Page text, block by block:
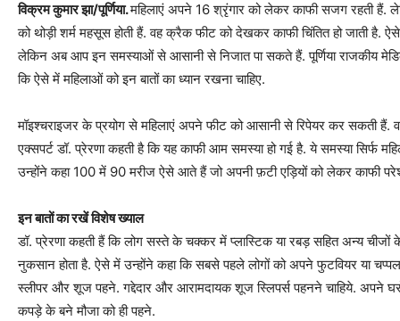
विक्रम कुमार झा/पूर्णिया.महिलाएं अपने 16 श्रृंगार को लेकर काफी सजग रहती हैं.
को थोड़ी शर्म महसूस होती हैं. वह क्रैक फीट को देखकर काफी चिंतित हो जाती है.
लेकिन अब आप इन समस्याओं से आसानी से निजात पा सकते हैं. पूर्णिया राजकीय
कि ऐसे में महिलाओं को इन बातों का ध्यान रखना चाहिए.
मॉइश्चराइजर के प्रयोग से महिलाएं अपने फीट को आसानी से रिपेयर कर सकती हैं.
एक्सपर्ट डॉ. प्रेरणा कहती है कि यह काफी आम समस्या हो गई है. ये समस्या सिर्फ
उन्होंने कहा 100 में 90 मरीज ऐसे आते हैं जो अपनी फ़टी एड़ियों को लेकर काफी
इन बातों का रखें विशेष ख्याल
डॉ. प्रेरणा कहती हैं कि लोग सस्ते के चक्कर में प्लास्टिक या रबड़ सहित अन्य
नुकसान होता है. ऐसे में उन्होंने कहा कि सबसे पहले लोगों को अपने फुटवियर या
स्लीपर और शूज पहने. गद्देदार और आरामदायक शूज स्लिपर्स पहनने चाहिये. अपने
कपड़े के बने मौजा को ही पहने.